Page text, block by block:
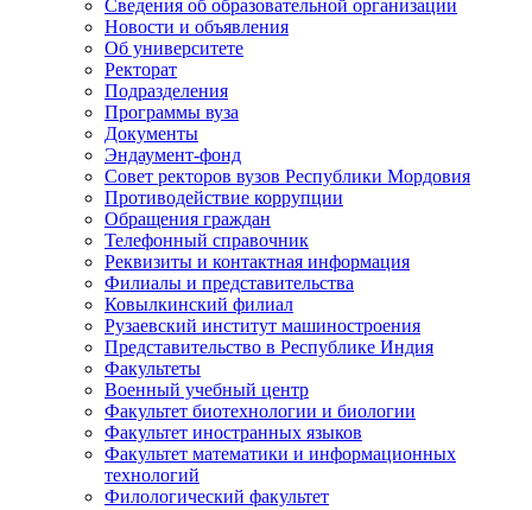
Сведения об образовательной организации
Новости и объявления
Об университете
Ректорат
Подразделения
Программы вуза
Документы
Эндаумент-фонд
Совет ректоров вузов Республики Мордовия
Противодействие коррупции
Обращения граждан
Телефонный справочник
Реквизиты и контактная информация
Филиалы и представительства
Ковылкинский филиал
Рузаевский институт машиностроения
Представительство в Республике Индия
Факультеты
Военный учебный центр
Факультет биотехнологии и биологии
Факультет иностранных языков
Факультет математики и информационных
технологий
Филологический факультет